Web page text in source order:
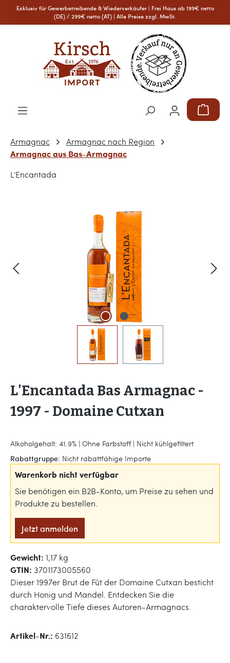
Zum Hauptinhalt springen
Exklusiv für Gewerbetreibende & Wiederverkäufer | Frei Haus ab 199€ netto
(DE) / 299€ netto (AT) | Alle Preise zzgl. MwSt.
Armagnac Armagnac nach Region
Armagnac aus Bas-Armagnac
L'Encantada
Bildergalerie überspringen
L'Encantada Bas Armagnac -
1997 - Domaine Cutxan
Alkoholgehalt: 41.9% | Ohne Farbstoff | Nicht kühlgefiltert
Rabattgruppe: Nicht rabattfähige Importe
Warenkorb nicht verfügbar
Sie benötigen ein B2B-Konto, um Preise zu sehen und
Produkte zu bestellen.
Jetzt anmelden
Gewicht: 1,17 kg
GTIN: 3701173005560
Dieser 1997er Brut de Fût der Domaine Cutxan besticht
durch Honig und Mandel. Entdecken Sie die
charaktervolle Tiefe dieses Autoren-Armagnacs.
Artikel-Nr.: 631612